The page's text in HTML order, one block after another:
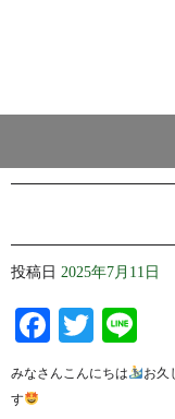
投稿日 2025年7月11日
Facebook
Twitter
みなさんこんにちは
お久
す